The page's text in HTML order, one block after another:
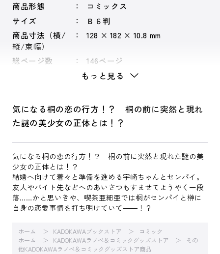
商品形態
コミックス
サイズ
Ｂ６判
商品寸法（横/
縦/束幅）
128 × 182 × 10.8 mm
総ページ数 146ページ
もっと見る
気になる桐の恋の行方！？ 桐の前に突然と現れ
た謎の美少女の正体とは！？
気になる桐の恋の行方！？ 桐の前に突然と現れた謎の美
少女の正体とは！？
結婚へ向けて着々と準備を進める宇崎ちゃんとセンパイ。
友人やバイト先などへのあいさつもすませてようやく一段
落……かと思いきや、喫茶亜細亜では桐がセンパイと榊に
自身の恋愛事情を打ち明けていて――！？
ホーム KADOKAWAブックストア
コミック
ホーム
KADOKAWAラノベ＆コミックグッズストア
その
他KADOKAWAラノベ＆コミックグッズストア商品